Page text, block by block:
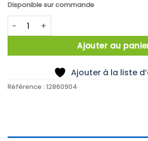
Disponible sur commande
quantité de X35 Flacon Verre Clair
Ajouter au
Ajouter à la liste
Référence : 12860904